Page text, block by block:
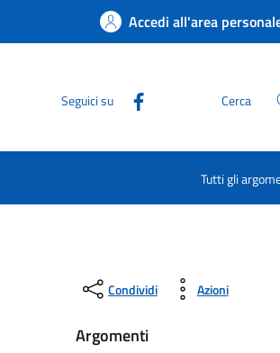
Accedi all'area
Seguici su Cerca
Tutti gli
Condividi Azioni
Argomenti